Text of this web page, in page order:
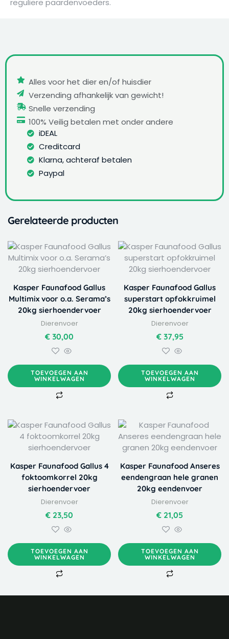
Alles voor het dier en/of huisdier
Verzending afhankelijk van gewicht!
Snelle verzending
100% Veilig betalen met onder andere
iDEAL
Creditcard
Klarna, achteraf betalen
Paypal
Gerelateerde producten
Kasper Faunafood Gallus
Multimix voor o.a. Serama’s
20kg sierhoendervoer
Dierenvoer
€ 30,00
TOEVOEGEN AAN
WINKELWAGEN
Kasper Faunafood Gallus
superstart opfokkruimel
20kg sierhoendervoer
Dierenvoer
€37,95
TOEVOEGEN AAN
WINKELWAGEN
Kasper Faunafood Gallus 4
foktoomkorrel 20kg
sierhoendervoer
Dierenvoer
€ 23,50
TOEVOEGEN AAN
WINKELWAGEN
Kasper Faunafood Anseres
eendengraan hele granen
20kg eendenvoer
Dierenvoer
€ 21,05
TOEVOEGEN AAN
WINKELWAGEN